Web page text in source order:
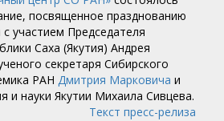
посвященное празднованию
участием Председателя
Саха (Якутия) Андрея
секретаря Сибирского
РАН Дмитрия Марковича и
и науки Якутии Михаила Сивцева.
Текст пресс-релиза